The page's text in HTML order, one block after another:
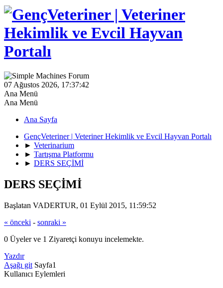
07 Ağustos 2026, 17:37:42
Ana Menü
Ana Menü
Ana Sayfa
GençVeteriner | Veteriner Hekimlik ve Evcil Hayvan Portalı
► Veterinarium
► Tartışma Platformu
► DERS SEÇİMİ
DERS SEÇİMİ
Başlatan VADERTUR, 01 Eylül 2015, 11:59:52
« önceki - sonraki »
0 Üyeler ve 1 Ziyaretçi konuyu incelemekte.
Yazdır
Aşağı git Sayfa1
Kullanıcı Eylemleri